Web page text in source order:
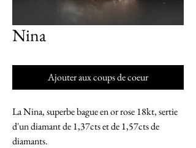
Nina
Ajouter aux coups de coeur
La Nina, superbe bague en or rose 18kt, sertie
d'un diamant de 1,37cts et de 1,57cts de
diamants.